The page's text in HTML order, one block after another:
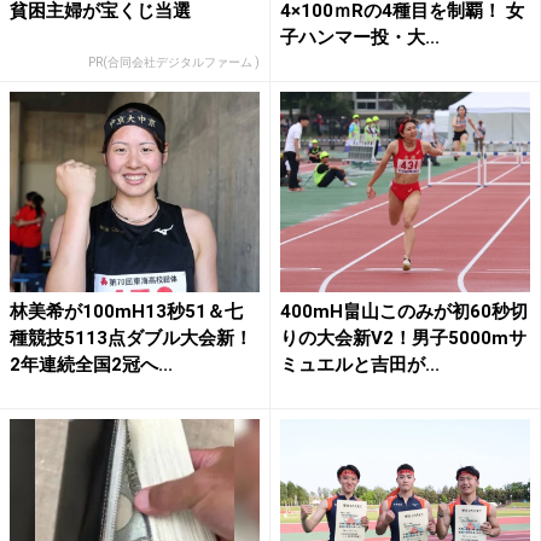
貧困主婦が宝くじ当選
PR(合同会社デジタルファーム )
4×100ｍRの4種目を制覇！ 女
子ハンマー投・大...
林美希が100mH13秒51＆七
種競技5113点ダブル大会新！
2年連続全国2冠へ...
400mH畠山このみが初60秒切
りの大会新V2！男子5000mサ
ミュエルと吉田が...